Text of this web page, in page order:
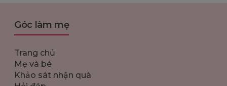
Góc làm mẹ
Trang chủ
Mẹ và bé
Khảo sát nhận quà